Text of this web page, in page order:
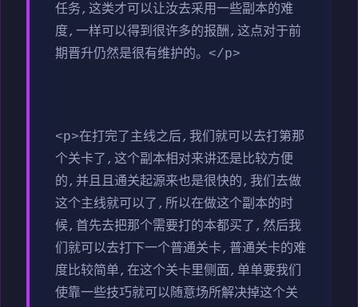
任务,这类才可以让汝去采用一些副本的难
度,一样可以得到很许多的报酬,这点对于前
期晋升仍然是很有维护的。</p>
<p>在打完了主线之后,我们就可以去打第那
个关卡了,这个副本相对来讲还是比较方便
的,并且且通关起源来也是很快的,我们去做
这个主线就可以了,所以在做这个副本的时
候,首先去把那个需要打的本都买了,然后我
们就可以去打下一个普通关卡,普通关卡的难
度比较简单,在这个关卡里侧面,单单要我们
使靠一些技巧就可以随意场所解决掉这个关